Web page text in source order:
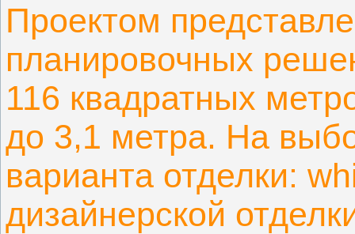
Проектом
планировочных
116 квадратных
до 3,1 метра. На
варианта отделки:
дизайнерской